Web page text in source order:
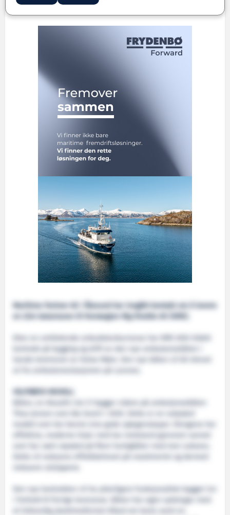
Maritime Partner AS i Ålesund har inngått kontakt om å levere
en 22m katamaran til Norwegian Rig Shuttle AS (NRS).
Etter en omfattende anbudskonkurranse har NRS blitt tildelt
kontrakt på bygging og drift av den nye ambulansebåten i
VELPRØVD MODELL
Båten, en Alusafe Cat 21 bygger videre på ambulansebåten
modell som har bevist sine gode sjøegenskaper. Skrogene har
som har vært utprøvd på flere hurtigbåter med stor suksess.
Dette vil redusere effektbehovet på maskineriet og dermed
redusere utslippene.
Den nye kontrakten vil ha ytterligere funksjonalitet bygget inn
i forhold til forrige leveranse. Båten har egen sykelugar med